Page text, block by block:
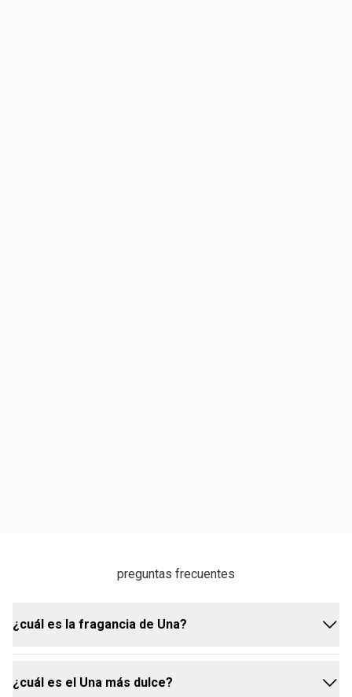
preguntas frecuentes
¿cuál es la fragancia de Una?
la fragancia de Natura Una Deo Parfum es una
¿cuál es el Una más dulce?